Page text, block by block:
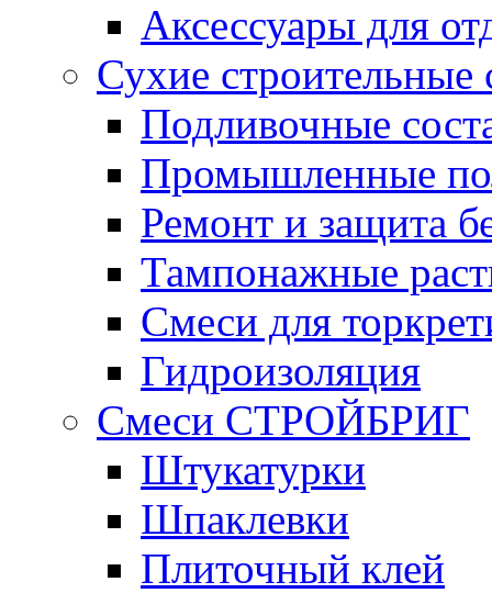
Аксессуары для
Сухие строительные
Подливочные
Промышленные
Ремонт и защита
Тампонажные
Смеси для
Гидроизоляция
Смеси СТРОЙБРИГ
Штукатурки
Шпаклевки
Плиточный клей